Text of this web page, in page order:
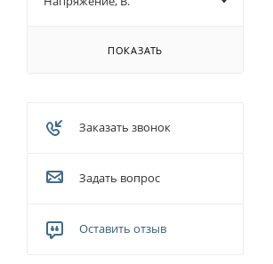
ПОКАЗАТЬ
Заказать звонок
Задать вопрос
Оставить отзыв